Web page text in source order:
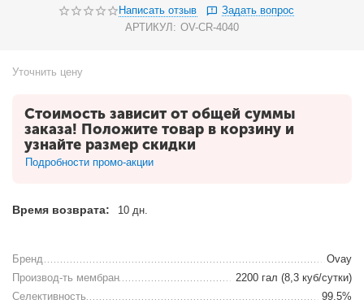
Написать отзыв
Задать вопрос
АРТИКУЛ: OV-CR-4040
Уточнить цену
Стоимость зависит от общей суммы
заказа! Положите товар в корзину и
узнайте размер скидки
Подробности промо-акции
Время возврата: 10 дн.
Бренд
Ovay
Производ-ть мембран
2200 гал (8,3 куб/сутки)
Селективность
99.5%